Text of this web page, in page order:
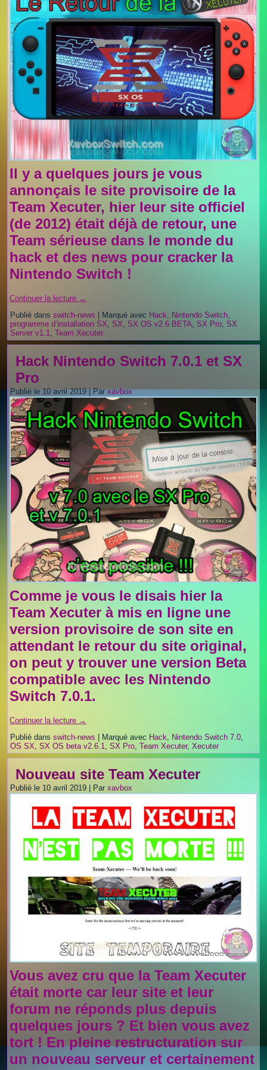
Il y a quelques jours je vous
annonçais le site provisoire de la
Team Xecuter, hier leur site officiel
(de 2012) était déjà de retour, une
Team sérieuse dans le monde du
hack et des news pour cracker la
Nintendo Switch !
Continuer la lecture →
Publié dans switch-news Marqué avec Hack, Nintendo Switch,
programme d’installation SX, SX, SX OS v2.6 BETA,SX Pro,SX
Server v1.1,Team Xecuter
Hack Nintendo Switch 7.0.1 et SX
Pro
Publié le 10 avril 2019|Par xavbox
Comme je vous le disais hier la
Team Xecuter à mis en ligne une
version provisoire de son site en
attendant le retour du site original,
on peut y trouver une version Beta
compatible avec les Nintendo
Switch 7.0.1.
Continuer la lecture →
Publié dans switch-news Marqué avec Hack, Nintendo Switch 7.0,
OS SX,SX OS beta v2.6.1,SX Pro,Team Xecuter,Xecuter
Nouveau site Team Xecuter
Publié le 10 avril 2019 Par xavbox
Vous avez cru que laTeam Xecuter
était morte car leur site et leur
forum ne réponds plus depuis
quelques jours ? Et bien vous avez
tort ! En pleine restructuration sur
un nouveau serveur et certainement